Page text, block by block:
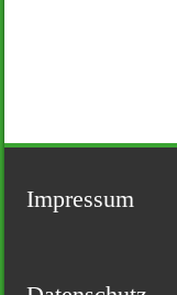
Impressum